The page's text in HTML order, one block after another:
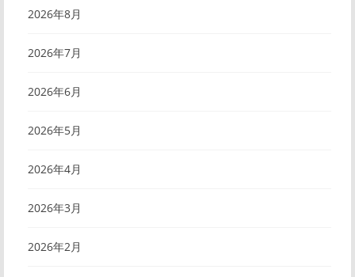
2026年8月
2026年7月
2026年6月
2026年5月
2026年4月
2026年3月
2026年2月